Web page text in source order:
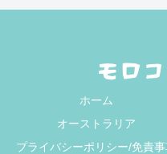
ホーム
オーストラリア
プライバシーポリシー/免責事